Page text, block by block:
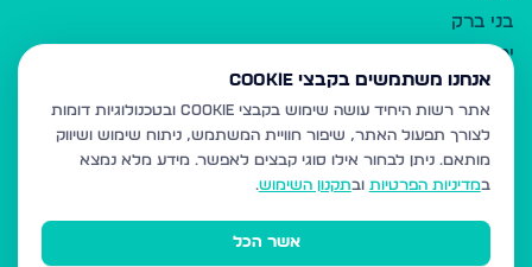
בני ברק
ירושלים
אלעד
גבעת זאב
בית שמש
רכסים
מודיעין עילית
אנחנו משתמשים בקבצי Cookie
אתר רשות היחיד עושה שימוש בקבצי Cookie ובטכנולוגיות דומות
לצורך תפעול האתר, שיפור חוויית המשתמש, ניתוח שימוש ושיווק
מותאם. ניתן לבחור אילו סוגי קבצים לאפשר. מידע מלא נמצא
במדיניות הפרטיות ובתקנון השימוש.
אשר הכל